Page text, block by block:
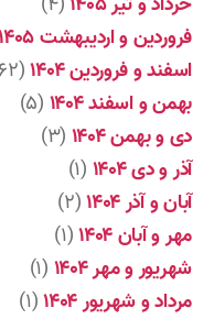
فروردین و اردیبهشت ۱۴۰۵
اسفند و فروردین ۱۴۰۴
(۶۲)
بهمن و اسفند ۱۴۰۴
(۵)
دی و بهمن ۱۴۰۴
(۳)
آذر و دی ۱۴۰۴
(۱)
آبان و آذر ۱۴۰۴
(۲)
مهر و آبان ۱۴۰۴
(۱)
شهریور و مهر ۱۴۰۴
(۱)
مرداد و شهریور ۱۴۰۴
(۱)